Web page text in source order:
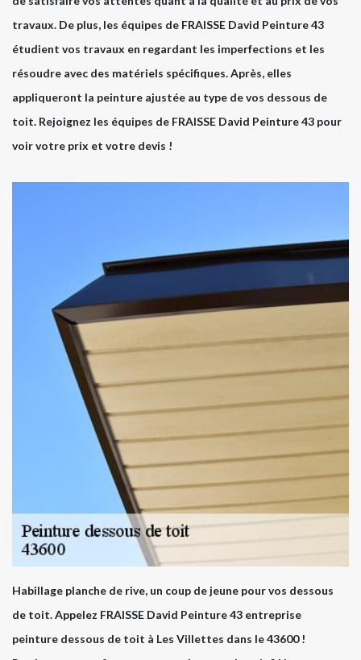
travaux. De plus, les équipes de FRAISSE David Peinture 43
étudient vos travaux en regardant les imperfections et les
résoudre avec des matériels spécifiques. Après, elles
appliqueront la peinture ajustée au type de vos dessous de
toit. Rejoignez les équipes de FRAISSE David Peinture 43 pour
voir votre prix et votre devis !
Habillage planche de rive, un coup de jeune pour vos dessous
de toit. Appelez FRAISSE David Peinture 43 entreprise
peinture dessous de toit à Les Villettes dans le 43600 !